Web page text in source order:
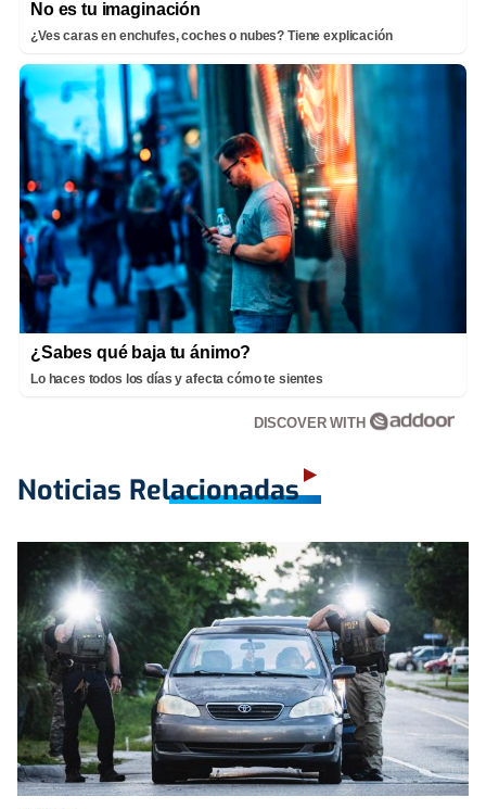
No es tu imaginación
¿Ves caras en enchufes, coches o nubes? Tiene explicación
¿Sabes qué baja tu ánimo?
Lo haces todos los días y afecta cómo te sientes
DISCOVER WITH
Noticias Relacionadas